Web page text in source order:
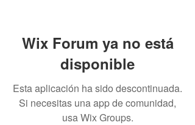
Wix Forum ya no está
disponible
Esta aplicación ha sido descontinuada.
Si necesitas una app de comunidad,
usa Wix Groups.